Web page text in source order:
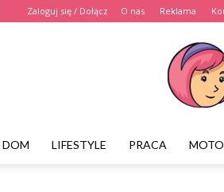
Zaloguj się / Dołącz O nas Reklama
DOM LIFESTYLE PRACA MOTO